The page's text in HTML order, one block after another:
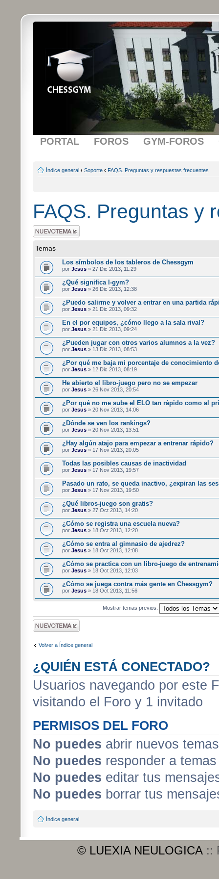
PORTAL FOROS GYM-FOROS
Índice general ‹ Soporte ‹ FAQS. Preguntas y respuestas frecuentes
FAQS. Preguntas y
Publicar un nuevo
tema
Temas
Los símbolos de los tableros de Chessgym
por Jesus » 27 Dic 2013, 11:29
¿Qué significa l-gym?
por Jesus » 26 Dic 2013, 12:38
¿Puedo salirme y volver a entrar en una partida
por Jesus » 21 Dic 2013, 09:32
En el por equipos, ¿cómo llego a la sala rival?
por Jesus » 21 Dic 2013, 09:24
¿Pueden jugar con otros varios alumnos a la vez?
por Jesus » 13 Dic 2013, 08:53
¿Por qué me baja mi porcentaje de conocimiento
por Jesus » 12 Dic 2013, 08:19
He abierto el libro-juego pero no se empezar
por Jesus » 26 Nov 2013, 20:54
¿Por qué no me sube el ELO tan rápido como al
por Jesus » 20 Nov 2013, 14:06
¿Dónde se ven los rankings?
por Jesus » 20 Nov 2013, 13:51
¿Hay algún atajo para empezar a entrenar rápido?
por Jesus » 17 Nov 2013, 20:05
Todas las posibles causas de inactividad
por Jesus » 17 Nov 2013, 19:57
Pasado un rato, se queda inactivo, ¿expiran las
por Jesus » 17 Nov 2013, 19:50
¿Qué libros-juego son gratis?
por Jesus » 27 Oct 2013, 14:20
¿Cómo se registra una escuela nueva?
por Jesus » 18 Oct 2013, 12:20
¿Cómo se entra al gimnasio de ajedrez?
por Jesus » 18 Oct 2013, 12:08
¿Cómo se practica con un libro-juego de
por Jesus » 18 Oct 2013, 12:03
¿Cómo se juega contra más gente en Chessgym?
por Jesus » 18 Oct 2013, 11:56
Mostrar temas previos:
Publicar un nuevo
tema
Volver a Índice general
¿QUIÉN ESTÁ CONECTADO?
Usuarios navegando por este
visitando el Foro y 1 invitado
PERMISOS DEL FORO
No puedes abrir nuevos
No puedes responder a
No puedes editar tus
No puedes borrar tus
Índice general
© LUEXIA NEULOGICA ::